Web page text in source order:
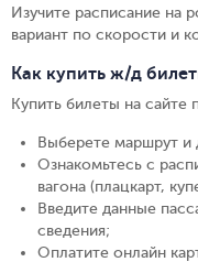
Изучите расписание на
вариант по скорости и
Как купить ж/д
Купить билеты на сайте
Выберете маршрут и
Ознакомьтесь с
вагона (плацкарт,
Введите данные
сведения;
Оплатите онлайн